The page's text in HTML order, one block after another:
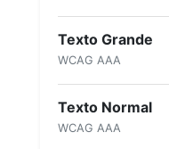
Texto Grande
WCAG AAA
Texto Normal
WCAG AAA